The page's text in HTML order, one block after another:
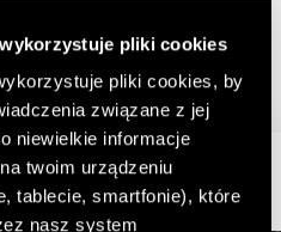
pliki cookies
pliki cookies, by
związane z jej
niewielkie informacje
twoim urządzeniu
tablecie, smartfonie), które
nasz system